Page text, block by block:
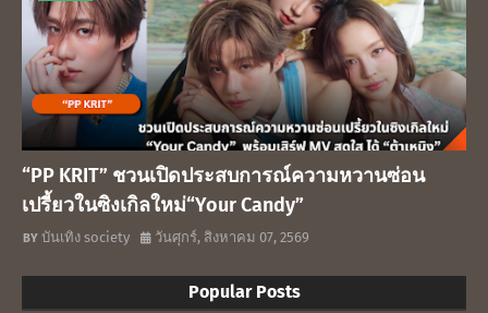
“PP KRIT” ชวนเปิดประสบการณ์ความหวานซ่อน
เปรี้ยวในซิงเกิลใหม่“Your Candy”
บันเทิง society วันศุกร์, สิงหาคม 07, 2569
Popular Posts